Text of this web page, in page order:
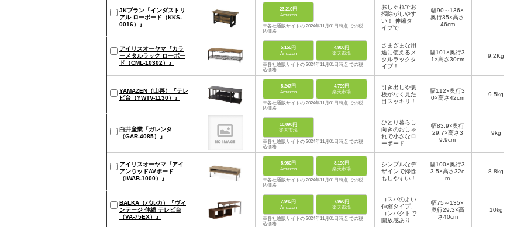
JKプラン『インダストリ
アル ローボード（KKS-
0016）』
23,210円
Amazon
※各社通販サイトの 2024年11月01日時点 での税
込価格
おしゃれでお
掃除がしやす
い！ 伸縮タ
イプで
幅90～136×
奥行35×高さ
46cm
-
アイリスオーヤマ『カラ
ーメタルラック ローボー
ド（CML-10302）』
5,156円
Amazon
4,980円
楽天市場
※各社通販サイトの 2024年11月01日時点 での税
込価格
さまざまな用
途に使えるメ
タルラックタ
イプ！
幅101×奥行3
1×高さ30cm
9.2Kg
YAMAZEN（山善）『テレ
ビ台（YWTV-1130）』
5,247円
Amazon
4,799円
楽天市場
※各社通販サイトの 2024年11月01日時点 での税
込価格
引き出しや裏
板がなく見た
目スッキリ！
幅112×奥行3
0×高さ42cm
9.5kg
白井産業『ガレンタ
（GAR-4085）』
10,098円
楽天市場
※各社通販サイトの 2024年11月01日時点 での税
込価格
ひとり暮らし
向きのおしゃ
れで小さなロ
ーボード
幅83.9×奥行
29.7×高さ3
9.9cm
9kg
アイリスオーヤマ『アイ
アンウッドAVボード
（IWAB-1000）』
5,980円
Amazon
8,190円
楽天市場
※各社通販サイトの 2024年11月01日時点 での税
込価格
シンプルなデ
ザインで掃除
もしやすい！
幅100×奥行3
3.5×高さ32c
m
8.8kg
BALKA（バルカ）『ヴィ
ンテージ 伸縮 テレビ台
（VA-75EX）』
7,945円
Amazon
7,990円
楽天市場
※各社通販サイトの 2024年11月01日時点 での税
込価格
コスパのよい
伸縮タイプ、
コンパクトで
開放感あり
幅75～135×
奥行29.3×高
さ40cm
10kg